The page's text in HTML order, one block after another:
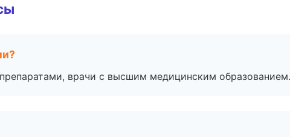
врачи с высшим медицинским образованием.